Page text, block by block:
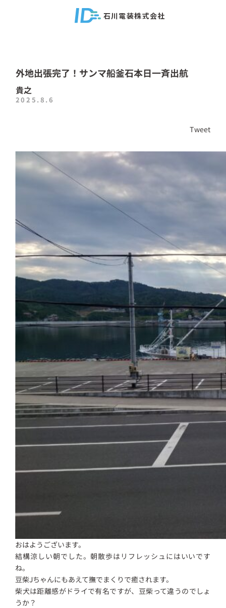
石川電装株式会社
外地出張完了！サンマ船釜石本日一斉出航
貴之
2025.8.6
Tweet
おはようございます。
結構涼しい朝でした。朝散歩はリフレッシュにはいいです
ね。
豆柴Jちゃんにもあえて撫でまくりで癒されます。
柴犬は距離感がドライで有名ですが、豆柴って違うのでしょ
うか？